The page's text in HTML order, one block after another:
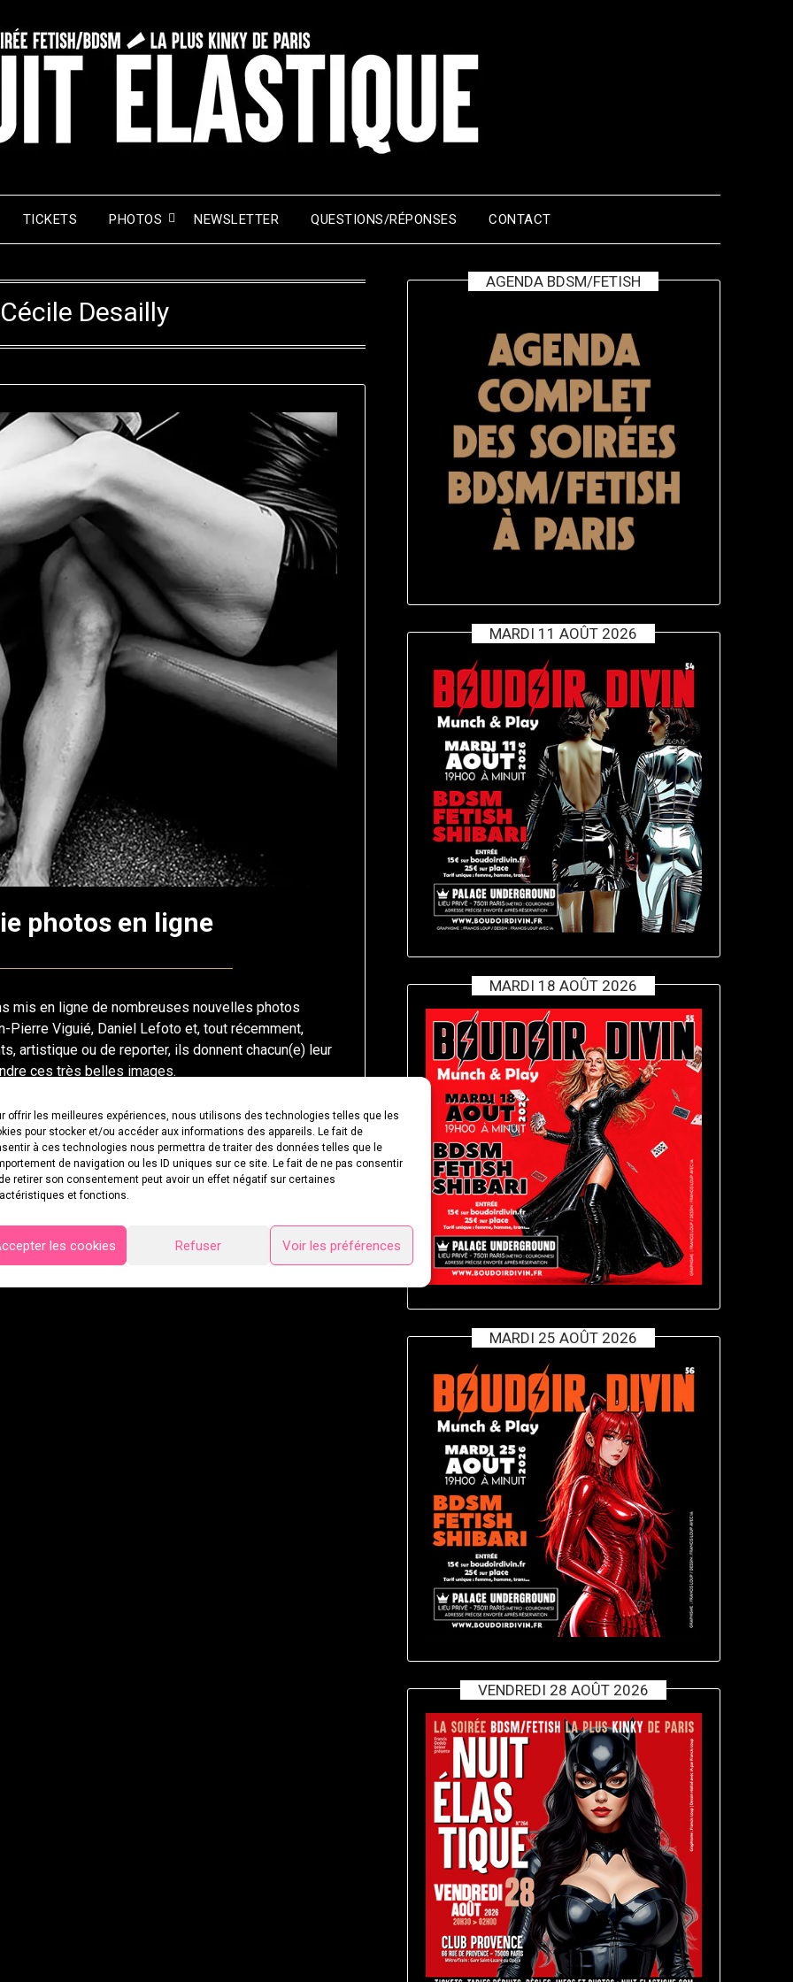
offrir les meilleures expériences, nous utilisons des technologies telles que les
pour stocker et/ou accéder aux informations des appareils. Le fait de
à ces technologies nous permettra de traiter des données telles que le
de navigation ou les ID uniques sur ce site. Le fait de ne pas consentir
retirer son consentement peut avoir un effet négatif sur certaines
et fonctions.
les cookies Refuser Voir les préférences
TICKETS PHOTOS NEWSLETTER QUESTIONS/RÉPONSES CONTACT
Cécile Desailly
photos en ligne
on
30
avril
2024
francis-
loup
mis en ligne de nombreuses nouvelles photos
Viguié, Daniel Lefoto et, tout récemment,
artistique ou de reporter, ils donnent chacun(e) leur
ces très belles images.
la suite
AGENDA BDSM/FETISH
MARDI 11 AOÛT 2026
MARDI 18 AOÛT 2026
MARDI 25 AOÛT 2026
VENDREDI 28 AOÛT 2026